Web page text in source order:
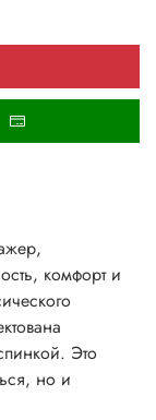
комфорт и
Это
но и